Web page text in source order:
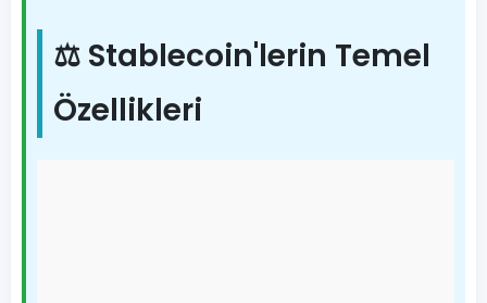
⚖️ Stablecoin'lerin Temel
Özellikleri